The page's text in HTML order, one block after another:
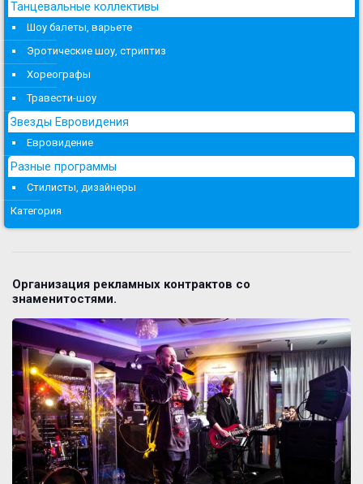
Танцевальные коллективы
Шоу балеты, варьете
Эротические шоу, стриптиз
Хореографы
Травести-шоу
Звезды Евровидения
Евровидение
Разные программы
Стилисты, дизайнеры
Категория
Организация рекламных контрактов со
знаменитостями.